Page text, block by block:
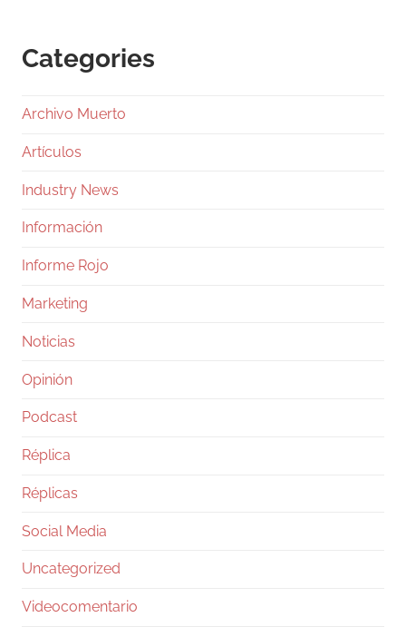
Categories
Archivo Muerto
Artículos
Industry News
Información
Informe Rojo
Marketing
Noticias
Opinión
Podcast
Réplica
Réplicas
Social Media
Uncategorized
Videocomentario